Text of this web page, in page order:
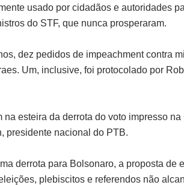
usado por cidadãos e autoridades
do STF, que nunca prosperaram.
dez pedidos de impeachment contra
Um, inclusive, foi protocolado por
na esteira da derrota do voto impresso
presidente nacional do PTB.
derrota para Bolsonaro, a proposta
plebiscitos e referendos não